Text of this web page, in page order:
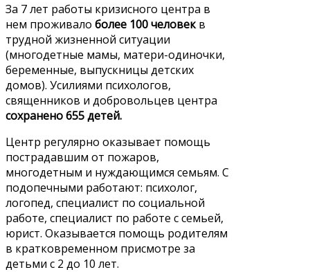
За 7 лет работы кризисного центра в
нем проживало более 100 человекв
трудной жизненной ситуации
(многодетные мамы, матери-одиночки,
беременные, выпускницы детских
домов). Усилиями психологов,
священников и добровольцев центра
сохранено 655 детей.
Центр регулярно оказывает помощь
пострадавшим от пожаров,
многодетным и нуждающимся семьям. С
подопечными работают: психолог,
логопед, специалист по социальной
работе, специалист по работе с семьей,
юрист. Оказывается помощь родителям
в кратковременном присмотре за
детьми с 2 до 10 лет.